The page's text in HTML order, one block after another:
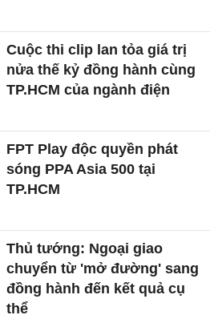
Cuộc thi clip lan tỏa giá trị
nửa thế kỷ đồng hành cùng
TP.HCM của ngành điện
FPT Play độc quyền phát
sóng PPA Asia 500 tại
TP.HCM
Thủ tướng: Ngoại giao
chuyển từ 'mở đường' sang
đồng hành đến kết quả cụ
thể